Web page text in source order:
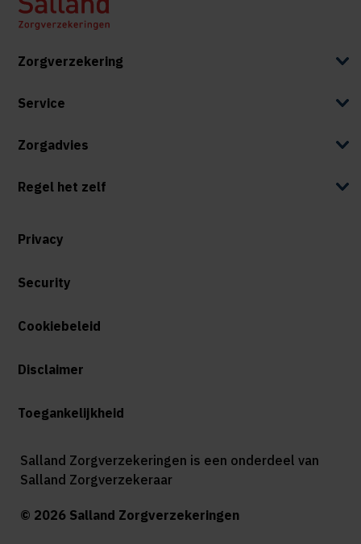
Zorgverzekering
Service
Zorgadvies
Regel het zelf
Privacy
Security
Cookiebeleid
Disclaimer
Toegankelijkheid
Salland Zorgverzekeringen is een onderdeel van
Salland Zorgverzekeraar
© 2026 Salland Zorgverzekeringen